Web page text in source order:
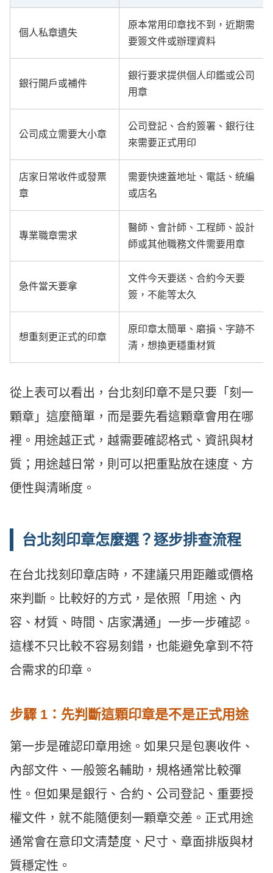
個人私章遺失
原本常用印章找不到，近期需
要簽文件或辦理資料
銀行開戶或補件
銀行要求提供個人印鑑或公司
用章
公司成立需要大小章
公司登記、合約簽署、銀行往
來需要正式用印
店家日常收件或發票
章
需要快速蓋地址、電話、統編
或店名
專業職章需求
醫師、會計師、工程師、設計
師或其他職務文件需要用章
急件當天要拿
文件今天要送、合約今天要
簽，不能等太久
想重刻更正式的印章
原印章太簡單、磨損、字跡不
清，想換更穩重材質
從上表可以看出，台北刻印章不是只要「刻一
顆章」這麼簡單，而是要先看這顆章會用在哪
裡。用途越正式，越需要確認格式、資訊與材
質；用途越日常，則可以把重點放在速度、方
便性與清晰度。
台北刻印章怎麼選？逐步排查流程
在台北找刻印章店時，不建議只用距離或價格
來判斷。比較好的方式，是依照「用途、內
容、材質、時間、店家溝通」一步一步確認。
這樣不只比較不容易刻錯，也能避免拿到不符
合需求的印章。
步驟 1：先判斷這顆印章是不是正式用途
第一步是確認印章用途。如果只是包裹收件、
內部文件、一般簽名輔助，規格通常比較彈
性。但如果是銀行、合約、公司登記、重要授
權文件，就不能隨便刻一顆章交差。正式用途
通常會在意印文清楚度、尺寸、章面排版與材
質穩定性。